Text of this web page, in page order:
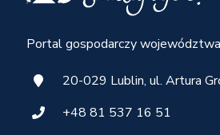
Portal gospodarczy
20-029 Lublin, ul. Artura
+48 81 537 16 51